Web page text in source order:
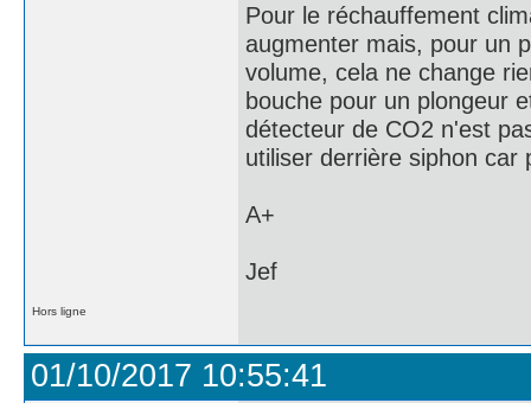
Pour le réchauffement
augmenter mais, pour un
volume, cela ne change
bouche pour un plongeur
détecteur de CO2 n'est
utiliser derrière siphon car
A+
Jef
Hors ligne
01/10/2017 10:55:41